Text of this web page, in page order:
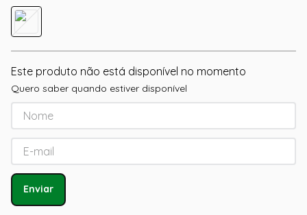
Este produto não está disponível no momento
Quero saber quando estiver disponível
Enviar